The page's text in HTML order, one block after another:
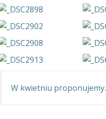
W kwietniu proponujemy.